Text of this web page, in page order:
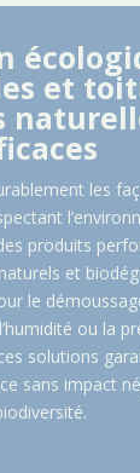
et
les
produits
et
le
ou la
solutions
sans impact